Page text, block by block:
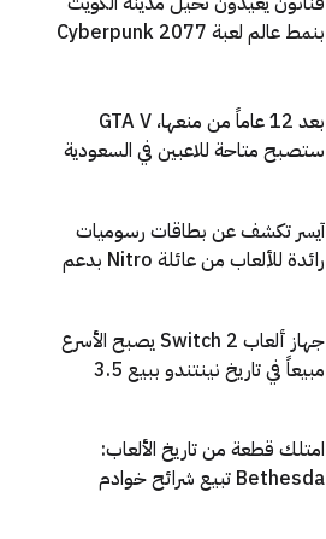
بنمط عالم لعبة Cyberpunk 2077
بعد 12 عاماً من منعها، GTA V
ستصبح متاحة للاعبين في السعودية
آيسر تكشف عن بطاقات رسوميات
رائدة للألعاب من عائلة Nitro بدعم
جهاز ألعاب Switch 2 يصبح الأسرع
مبيعاً في تاريخ نينتندو ببيع 3.5
امتلك قطعة من تاريخ الألعاب:
Bethesda تبيع شرائح خوادم